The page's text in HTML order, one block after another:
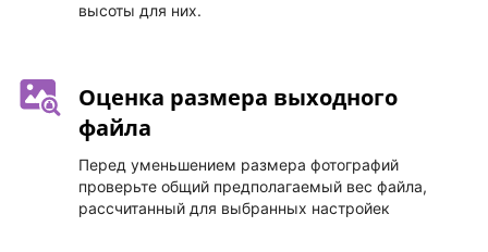
высоты для них.
Оценка размера выходного
файла
Перед уменьшением размера фотографий
проверьте общий предполагаемый вес файла,
рассчитанный для выбранных настройек